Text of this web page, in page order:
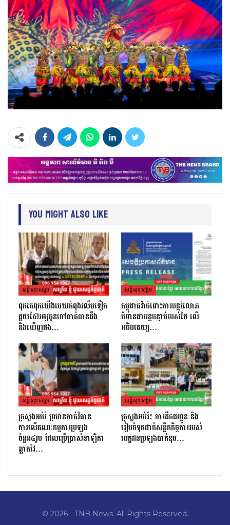
You Might Also Like
សន្តិសុខសង្គម
ពុកគេពុកយេីងមេឃកំពុងរលឹមទៀត​
ជួយស៊ែរឲ្យកូនចៅគាត់បានដឹង
និងឃេីញផង…
សន្តិសុខសង្គម
កម្ពុជាតវ៉ាចំពោះការបន្តរំលោភ
បំពានជាបន្តបន្ទាប់របស់ថៃ លើ
អធិបតេយ្យ…
សន្តិសុខសង្គម
ក្រសួងអប់រំ ព្រមានចាត់វិធាន
ការលើគណៈកម្មការប្រឡង
ចំនួន៤រូប ដែលប្រើប្រាស់នាឡិកា
ឆ្លាតវៃ…
សន្តិសុខសង្គម
ក្រសួងអប់រំ៖ ការដឹកជញ្ជូន និង
រៀបចំទុកដាក់សន្លឹកកិច្ចការរបស់
បេក្ខជនប្រឡងបាក់ឌុប…
© 2026 - TNB News. All Rights Reserved.